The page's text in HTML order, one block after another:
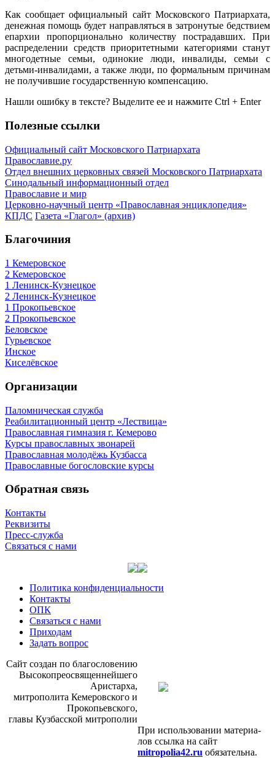
Как сообщает официальный сайт Московского Патриархата,
денежная помощь будет направляться в затронутые бедствием
епархии пропорционально количеству пострадавших. При
распределении средств приоритетными категориями станут
многодетные семьи, одинокие люди, инвалиды, семьи с
детьми-инвалидами, а также люди, по формальным причинам
не получившие государственную компенсацию.
Нашли ошибку в тексте? Выделите ее и нажмите Ctrl + Enter
Полезные ссылки
Официальный сайт Московского Патриархата
Православие.ру
Отдел внешних церковных связей Московского Патриархата
Синодальный информационный отдел
Православие и мир
Церковно-научный центр «Православная энциклопедия»
КПДС Газета «Глагол» (архив)
Благочиния
1 Кемеровское
2 Кемеровское
1 Ленинск-Кузнецкое
2 Ленинск-Кузнецкое
1 Прокопьевское
2 Прокопьевское
Беловское
Гурьевское
Инское
Киселёвское
Организации
Паломническая служба
Реабилитационный центр «Лествица»
Православная гимназия г. Кемерово
Курсы православных звонарей
Православная молодёжь Кузбасса
Православные богословские курсы
Обратная связь
Контакты
Реквизиты
Пресс-служба
Связаться с нами
Политика конфиденциальности
Контакты
ОПК
Связаться с нами
Приходам
Задать вопрос
Сайт со­здан по бла­го­сло­ве­нию
Вы­со­ко­прео­свя­щен­ней­ше­го
Ари­стар­ха,
мит­ро­по­ли­та Ке­ме­ров­ско­го и
Про­ко­пьев­ско­го,
гла­вы Куз­бас­ской мит­ро­по­лии
При ис­поль­зо­ва­нии ма­те­ри­а­
лов ссыл­ка на сайт
mitropolia42.ru обя­за­тель­на.